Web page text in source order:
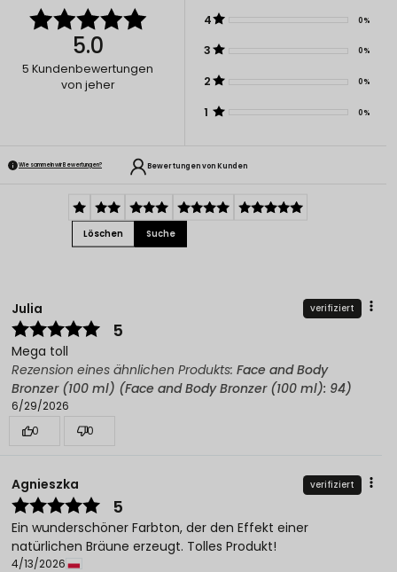
5.0
5 Kundenbewertungen
von jeher
4 0%
3 0%
2 0%
1 0%
Wie sammeln wir Bewertungen? Bewertungen von Kunden
Löschen Suche
Julia verifiziert
5
Mega toll
Rezension eines ähnlichen Produkts: Face and Body
Bronzer (100 ml) (Face and Body Bronzer (100 ml): 94)
6/29/2026
0
0
Agnieszka verifiziert
5
Ein wunderschöner Farbton, der den Effekt einer
natürlichen Bräune erzeugt. Tolles Produkt!
4/13/2026